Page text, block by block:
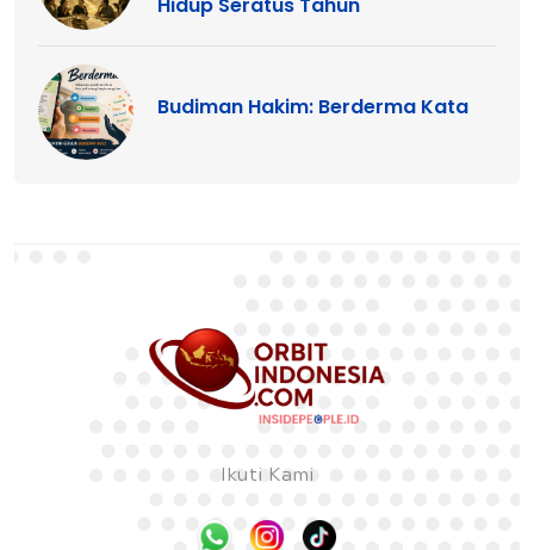
Budiman Hakim: Berderma Kata
Ikuti Kami